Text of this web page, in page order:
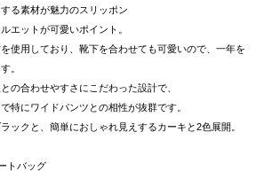
る素材が魅力のスリッポン
エットが可愛いポイント。
使用しており、靴下を合わせても可愛いので、一年を
。
の合わせやすさにこだわった設計で、
特にワイドパンツとの相性が抜群です。
ックと、簡単におしゃれ見えするカーキと2色展開。
トバッグ